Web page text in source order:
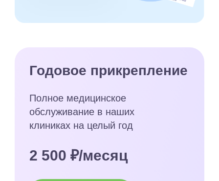
Годовое прикрепление
Полное медицинское
обслуживание в наших
клиниках на целый год
2 500 ₽/месяц